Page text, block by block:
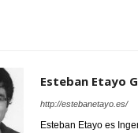
Esteban Etayo
http://estebanetayo.es/
Esteban Etayo es